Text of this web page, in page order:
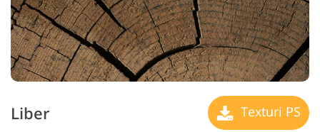
Liber Texturi PS